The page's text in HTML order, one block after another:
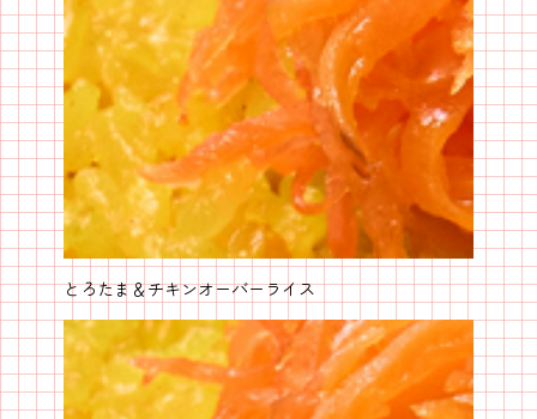
とろたま＆チキンオーバーライス